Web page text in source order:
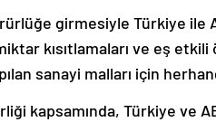
girmesiyle Türkiye
kısıtlamaları ve eş etkili
sanayi malları için
kapsamında, Türkiye ve